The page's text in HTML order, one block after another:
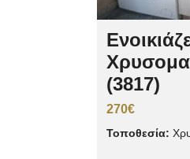
(3817)
270€
Τοποθεσία: